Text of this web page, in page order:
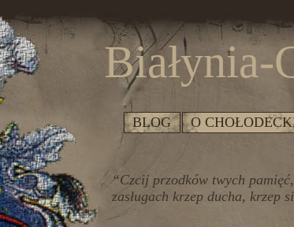
Białynia-
BLOG O
“Czcij przodków twych
zasługach krzep ducha, krzep